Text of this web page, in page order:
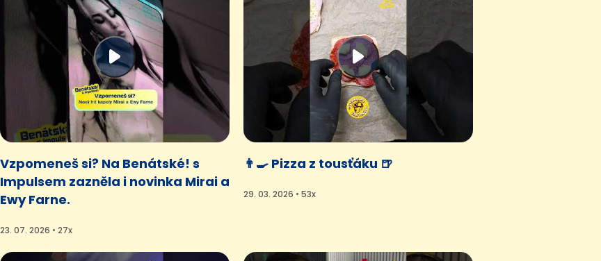
Vzpomeneš si? Na Benátské! s
Impulsem zazněla i novinka Mirai a
Ewy Farne.
23. 07. 2026 • 27x
👨‍🍳 Pizza z tousťáku 🍺
29. 03. 2026 • 53x